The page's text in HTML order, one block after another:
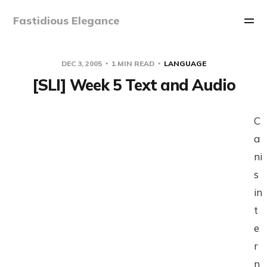
Fastidious Elegance
DEC 3, 2005 1 MIN READ LANGUAGE
[SLI] Week 5 Text and Audio
C
a
ni
s
in
t
e
r
n